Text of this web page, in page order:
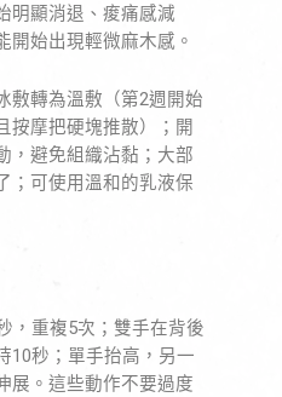
明顯消退、痠痛感減
開始出現輕微麻木感。
敷轉為溫敷（第2週開始
按摩把硬塊推散）；開
，避免組織沾黏；大部
；可使用溫和的乳液保
，重複5次；雙手在背後
10秒；單手抬高，另一
展。這些動作不要過度